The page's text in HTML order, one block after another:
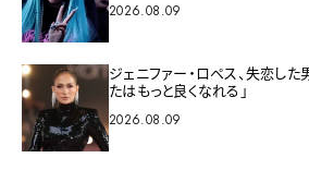
2026.08.09
ジェニファー・ロペス、失恋し
たはもっと良くなれる」
2026.08.09